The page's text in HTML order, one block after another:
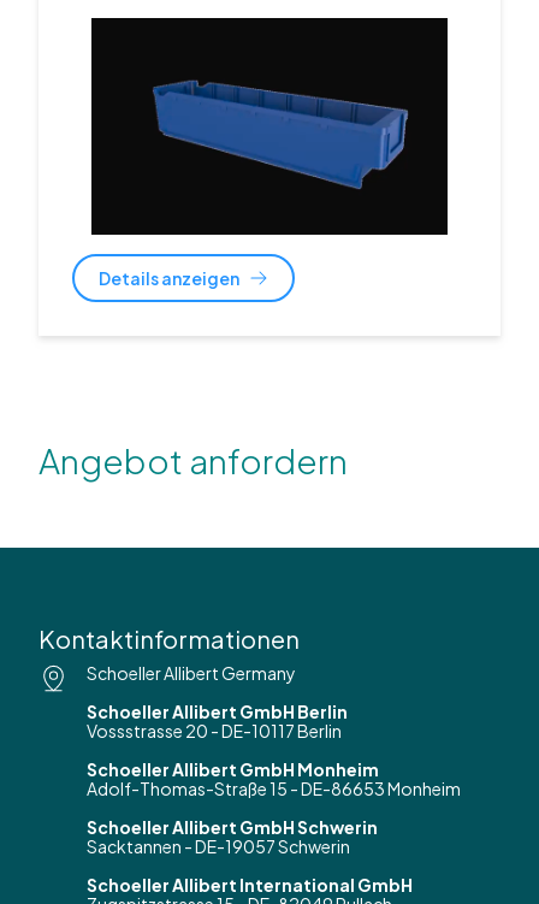
Details anzeigen
Angebot anfordern
Kontaktinformationen
Schoeller Allibert Germany
Schoeller Allibert GmbH Berlin
Vossstrasse 20 - DE-10117 Berlin
Schoeller Allibert GmbH Monheim
Adolf-Thomas-Straße 15 - DE-86653 Monheim
Schoeller Allibert GmbH Schwerin
Sacktannen - DE-19057 Schwerin
Schoeller Allibert International GmbH